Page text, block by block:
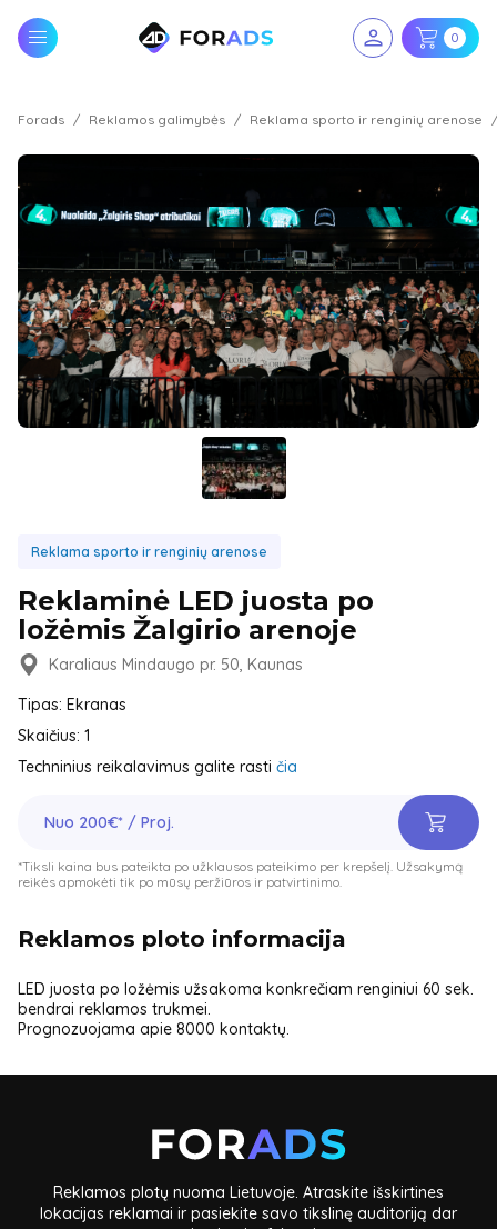
0
Forads Reklamos galimybės Reklama sporto ir renginių arenose
Reklama sporto ir renginių arenose
Reklaminė LED juosta po
ložėmis Žalgirio arenoje
Karaliaus Mindaugo pr. 50, Kaunas
Tipas: Ekranas
Skaičius: 1
Techninius reikalavimus galite rasti čia
Nuo 200€* / Proj.
*Tiksli kaina bus pateikta po užklausos pateikimo per krepšelį. Užsakymą
reikės apmokėti tik po mūsų peržiūros ir patvirtinimo.
Reklamos ploto informacija
LED juosta po ložėmis užsakoma konkrečiam renginiui 60 sek.
bendrai reklamos trukmei.
Prognozuojama apie 8000 kontaktų.
Reklamos plotų nuoma Lietuvoje. Atraskite išskirtines
lokacijas reklamai ir pasiekite savo tikslinę auditoriją dar